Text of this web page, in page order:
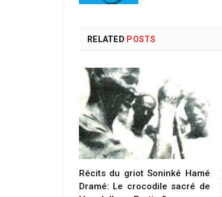
RELATED POSTS
Récits du griot Soninké Hamé
Dramé: Le crocodile sacré de